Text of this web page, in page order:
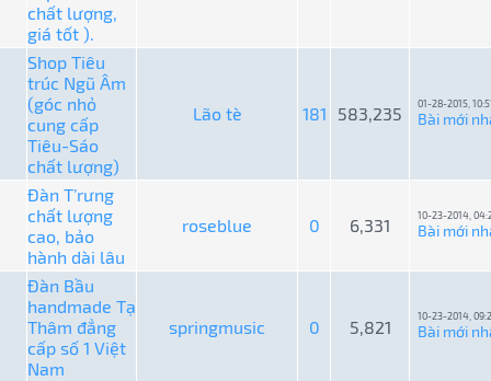
chất lượng,
giá tốt ).
Shop Tiêu
trúc Ngũ Âm
(góc nhỏ
cung cấp
Tiêu-Sáo
chất lượng)
Lão tè 181 583,235 01-28-2015,
Bài mới
Đàn T’rưng
chất lượng
cao, bảo
hành dài lâu
roseblue 0 6,331 10-23-2014,
Bài mới
Đàn Bầu
handmade Tạ
Thâm đẳng
cấp số 1 Việt
Nam
springmusic 0 5,821
10-23-2014,
Bài mới